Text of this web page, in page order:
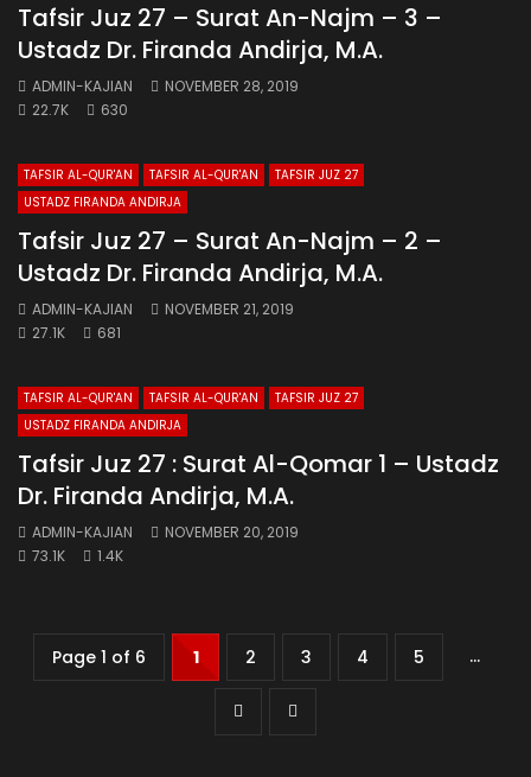
Tafsir Juz 27 – Surat An-Najm – 3 –
Ustadz Dr. Firanda Andirja, M.A.
ADMIN-KAJIAN
NOVEMBER 28, 2019
22.7K
630
TAFSIR AL-QUR'AN TAFSIR AL-QUR'AN
TAFSIR JUZ 27
USTADZ FIRANDA ANDIRJA
Tafsir Juz 27 – Surat An-Najm – 2 –
Ustadz Dr. Firanda Andirja, M.A.
ADMIN-KAJIAN
NOVEMBER 21, 2019
27.1K
681
TAFSIR AL-QUR'AN TAFSIR AL-QUR'AN
TAFSIR JUZ 27
USTADZ FIRANDA ANDIRJA
Tafsir Juz 27 : Surat Al-Qomar 1 – Ustadz
Dr. Firanda Andirja, M.A.
ADMIN-KAJIAN
NOVEMBER 20, 2019
73.1K
1.4K
Page 1 of 6 1 2 3 4 5 ...